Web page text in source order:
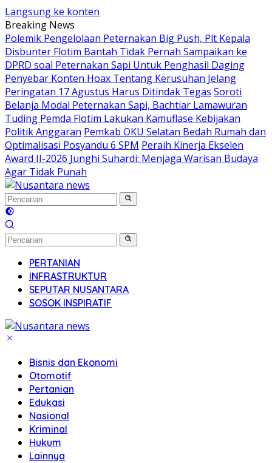
Langsung ke konten
Breaking News
Polemik Pengelolaan Peternakan Big Push, Plt Kepala
Disbunter Flotim Bantah Tidak Pernah Sampaikan ke
DPRD soal Peternakan Sapi Untuk Penghasil Daging
Penyebar Konten Hoax Tentang Kerusuhan Jelang
Peringatan 17 Agustus Harus Ditindak Tegas Soroti
Belanja Modal Peternakan Sapi, Bachtiar Lamawuran
Tuding Pemda Flotim Lakukan Kamuflase Kebijakan
Politik Anggaran Pemkab OKU Selatan Bedah Rumah dan
Optimalisasi Posyandu 6 SPM Peraih Kinerja Ekselen
Award II-2026 Junghi Suhardi: Menjaga Warisan Budaya
Agar Tidak Punah
PERTANIAN
INFRASTRUKTUR
SEPUTAR NUSANTARA
SOSOK INSPIRATIF
Bisnis dan Ekonomi
Otomotif
Pertanian
Edukasi
Nasional
Kriminal
Hukum
Lainnya